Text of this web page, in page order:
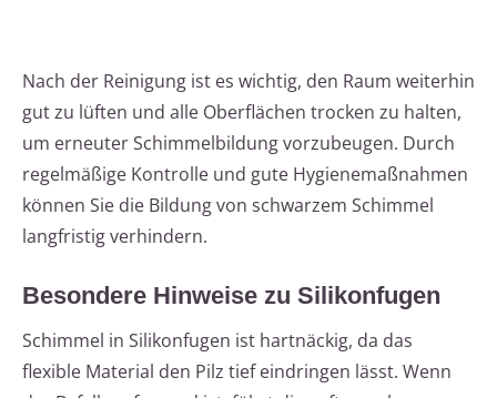
Nach der Reinigung ist es wichtig, den Raum weiterhin
gut zu lüften und alle Oberflächen trocken zu halten,
um erneuter Schimmelbildung vorzubeugen. Durch
regelmäßige Kontrolle und gute Hygienemaßnahmen
können Sie die Bildung von schwarzem Schimmel
langfristig verhindern.
Besondere Hinweise zu Silikonfugen
Schimmel in Silikonfugen ist hartnäckig, da das
flexible Material den Pilz tief eindringen lässt. Wenn